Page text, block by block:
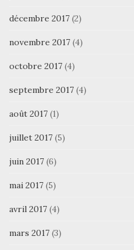
décembre 2017 (2)
novembre 2017 (4)
octobre 2017 (4)
septembre 2017 (4)
août 2017 (1)
juillet 2017 (5)
juin 2017 (6)
mai 2017 (5)
avril 2017 (4)
mars 2017 (3)